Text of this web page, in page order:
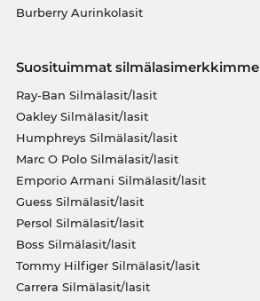
Burberry Aurinkolasit
Suosituimmat silmälasimerkkimme
Ray-Ban Silmälasit/lasit
Oakley Silmälasit/lasit
Humphreys Silmälasit/lasit
Marc O Polo Silmälasit/lasit
Emporio Armani Silmälasit/lasit
Guess Silmälasit/lasit
Persol Silmälasit/lasit
Boss Silmälasit/lasit
Tommy Hilfiger Silmälasit/lasit
Carrera Silmälasit/lasit